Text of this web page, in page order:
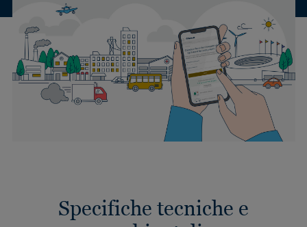
Specifiche tecniche e